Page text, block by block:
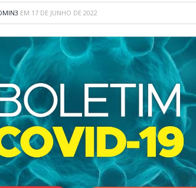
EM 17 DE JUNHO DE 2022